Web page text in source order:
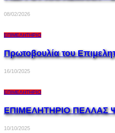
08/02/2026
ΕΠΙΜΕΛΗΤΗΡΙΟ
Πρωτοβουλία του
16/10/2025
ΕΠΙΜΕΛΗΤΗΡΙΟ
ΕΠΙΜΕΛΗΤΗΡΙΟ ΠΕΛΛΑΣ
10/10/2025